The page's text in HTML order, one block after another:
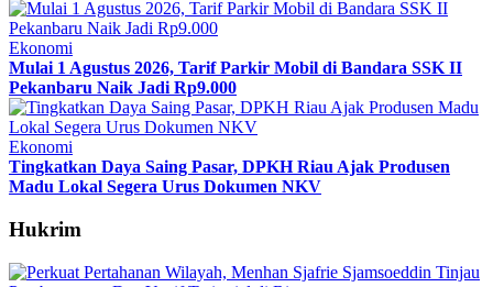
Ekonomi
Mulai 1 Agustus 2026, Tarif Parkir Mobil di Bandara SSK II
Pekanbaru Naik Jadi Rp9.000
Ekonomi
Tingkatkan Daya Saing Pasar, DPKH Riau Ajak Produsen
Madu Lokal Segera Urus Dokumen NKV
Hukrim